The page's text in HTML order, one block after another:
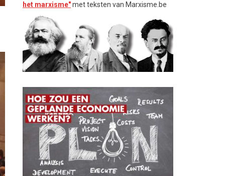
het marxisme"met teksten van Marxisme.be